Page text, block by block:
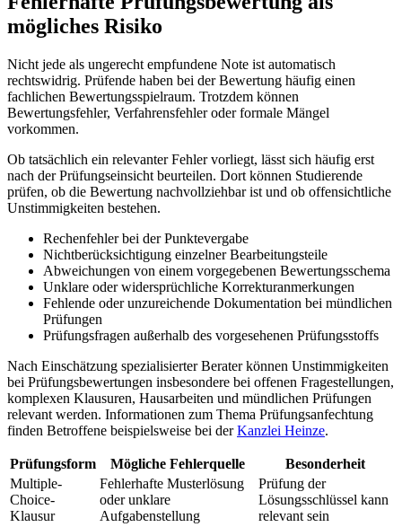
mögliches Risiko
Nicht jede als ungerecht empfundene Note ist automatisch
rechtswidrig. Prüfende haben bei der Bewertung häufig einen
fachlichen Bewertungsspielraum. Trotzdem können
Bewertungsfehler, Verfahrensfehler oder formale Mängel
vorkommen.
Ob tatsächlich ein relevanter Fehler vorliegt, lässt sich häufig erst
nach der Prüfungseinsicht beurteilen. Dort können Studierende
prüfen, ob die Bewertung nachvollziehbar ist und ob offensichtliche
Unstimmigkeiten bestehen.
Rechenfehler bei der Punktevergabe
Nichtberücksichtigung einzelner Bearbeitungsteile
Abweichungen von einem vorgegebenen Bewertungsschema
Unklare oder widersprüchliche Korrekturanmerkungen
Fehlende oder unzureichende Dokumentation bei mündlichen
Prüfungen
Prüfungsfragen außerhalb des vorgesehenen Prüfungsstoffs
Nach Einschätzung spezialisierter Berater können Unstimmigkeiten
bei Prüfungsbewertungen insbesondere bei offenen Fragestellungen,
komplexen Klausuren, Hausarbeiten und mündlichen Prüfungen
relevant werden. Informationen zum Thema Prüfungsanfechtung
finden Betroffene beispielsweise bei derKanzlei Heinze.
Prüfungsform Mögliche Fehlerquelle
Besonderheit
Multiple-
Choice-
Klausur
Fehlerhafte Musterlösung
oder unklare
Aufgabenstellung
Prüfung der
Lösungsschlüssel kann
relevant sein